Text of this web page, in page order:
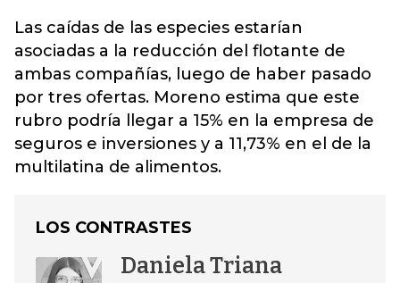
Las caídas de las especies estarían
asociadas a la reducción del flotante de
ambas compañías, luego de haber pasado
por tres ofertas. Moreno estima que este
rubro podría llegar a 15% en la empresa de
seguros e inversiones y a 11,73% en el de la
multilatina de alimentos.
LOS CONTRASTES
Daniela Triana